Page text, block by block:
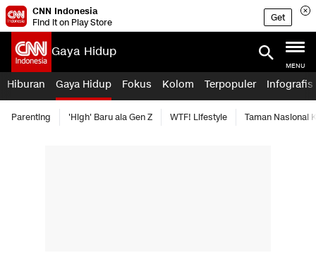
CNN Indonesia
Find it on Play Store
Get
Gaya Hidup
MENU
Hiburan Gaya Hidup Fokus Kolom Terpopuler Infografis
Parenting 'High' Baru ala Gen Z WTF! Lifestyle Taman Nasional